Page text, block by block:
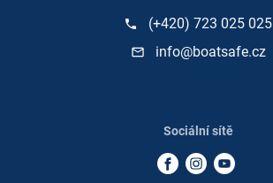
phone (+420) 723 025 025
mail_outline info@boatsafe.cz
Sociální sítě